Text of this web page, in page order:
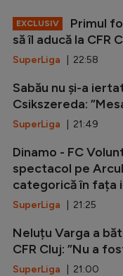
EXCLUSIV
Primul
să îl aducă la CFR
SuperLiga | 22:58
Sabău nu și-a
Csikszereda:
SuperLiga | 21:49
Dinamo - FC
spectacol pe
categorică în fața
SuperLiga | 21:25
Neluțu Varga a
CFR Cluj: ”Nu a
SuperLiga | 21:00